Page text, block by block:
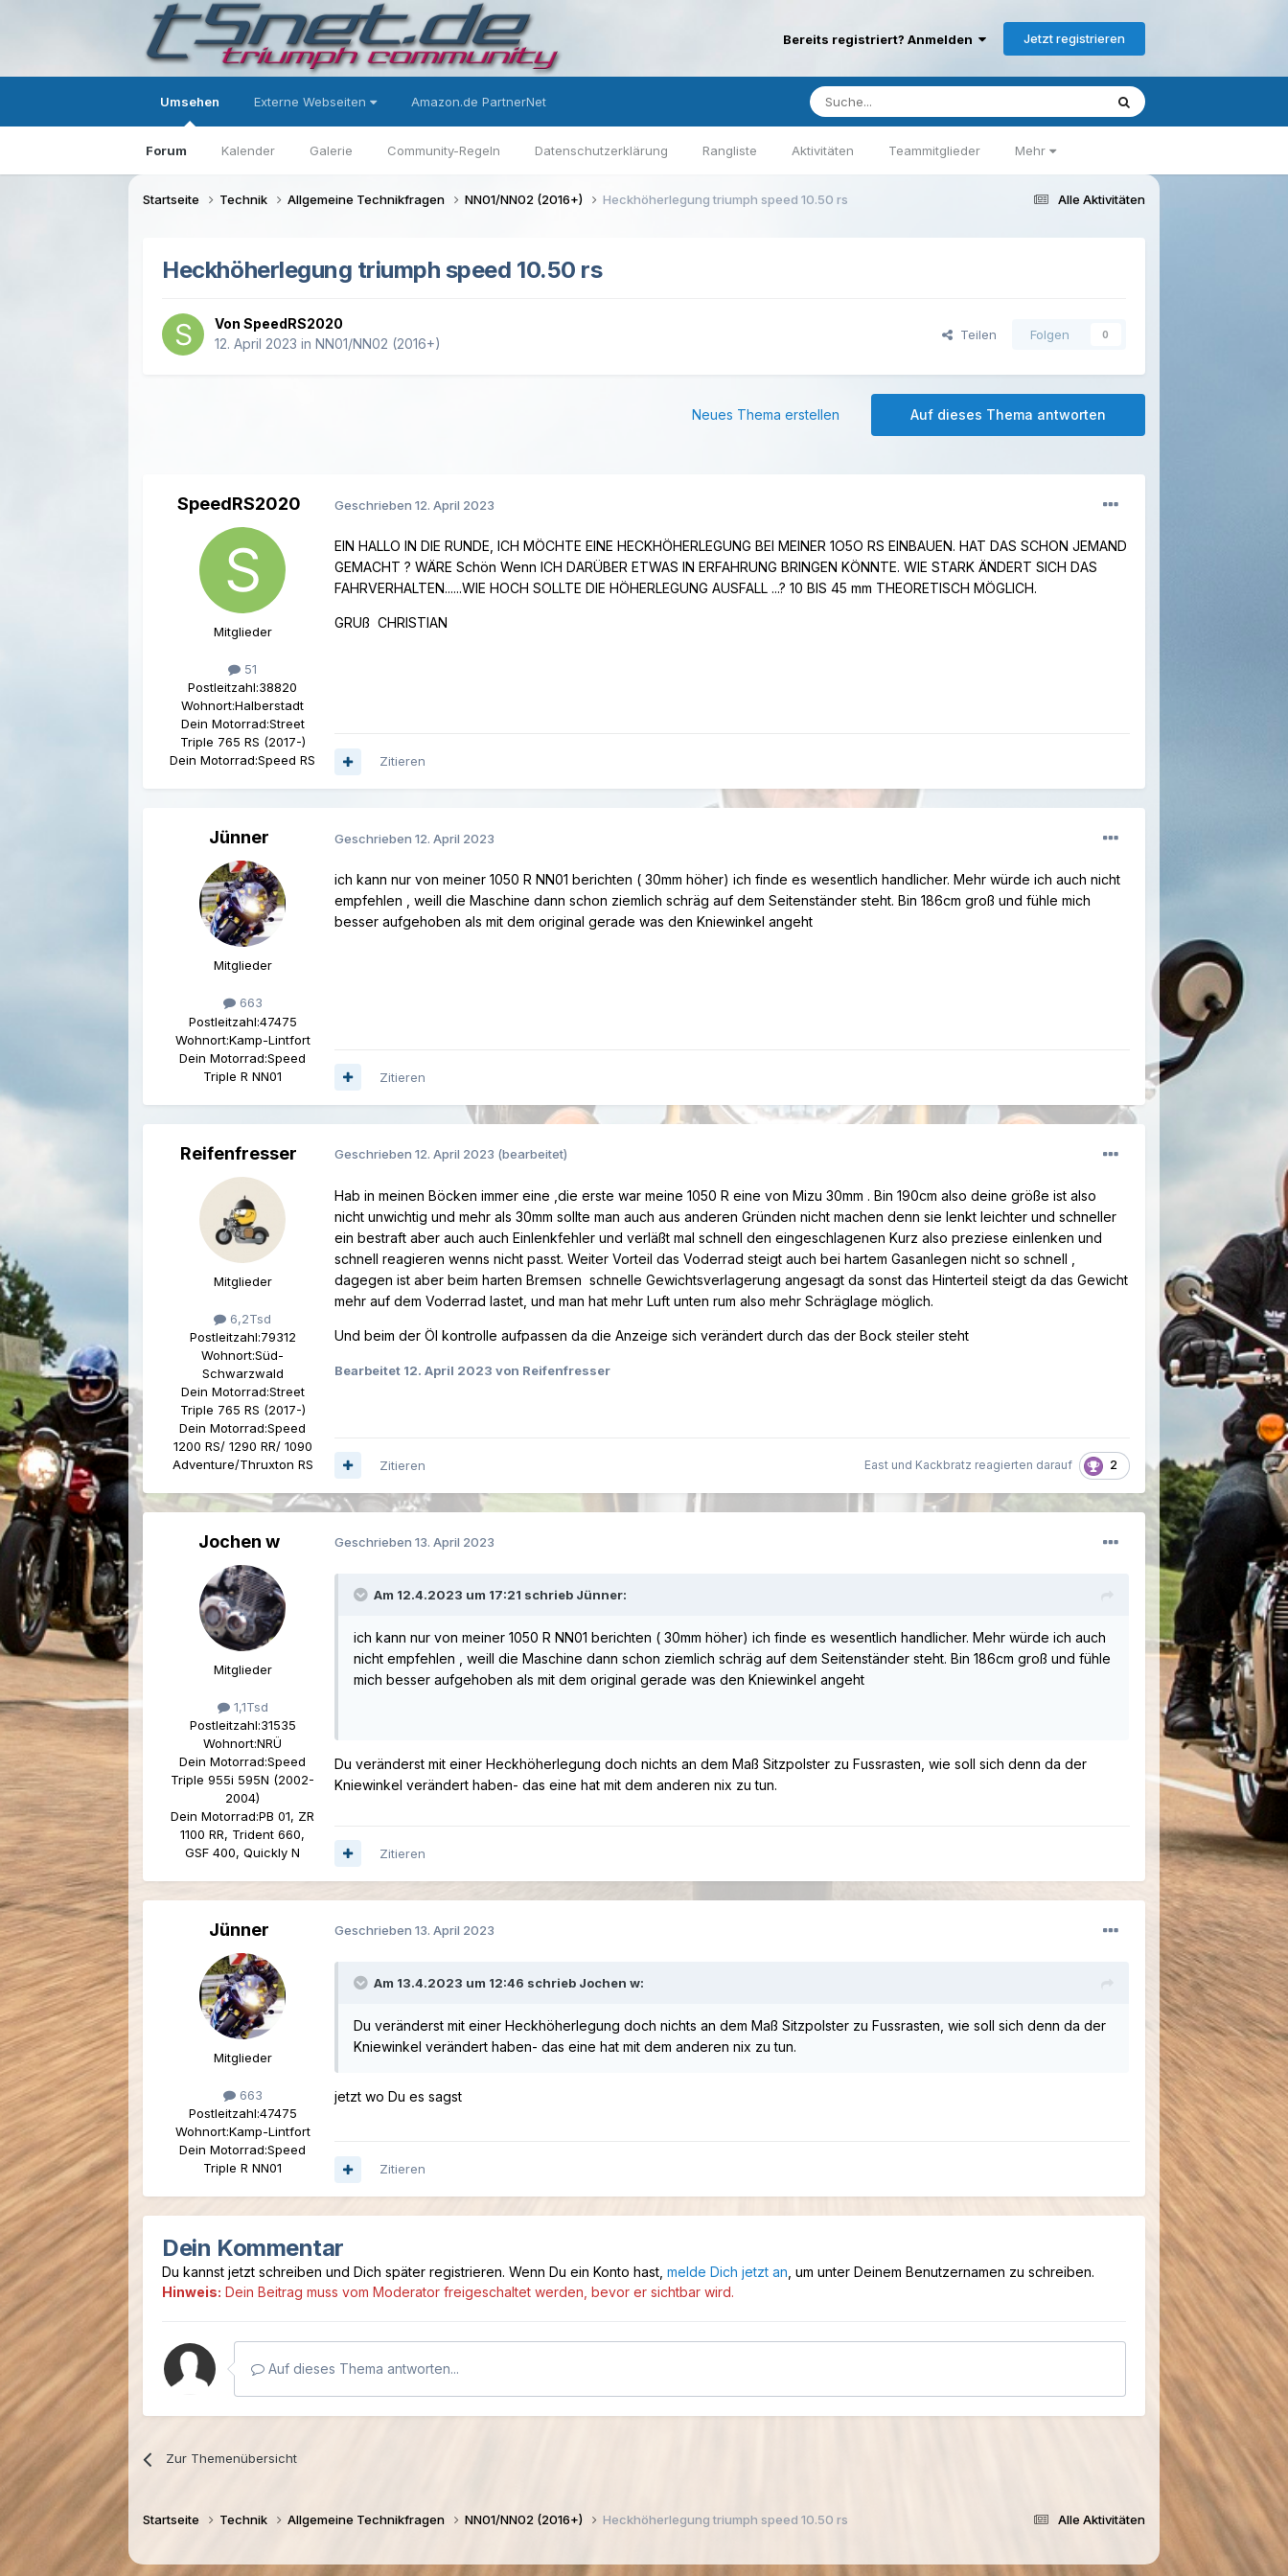
Bereits registriert? Anmelden Jetzt registrieren
Umsehen
Forum Kalender Galerie Community-Regeln Datenschutzerklärung Rangliste Aktivitäten Teammitglieder Mehr
Externe Webseiten Amazon.de PartnerNet
Alle Aktivitäten
Startseite Technik Allgemeine Technikfragen NN01/NN02 (2016+) Heckhöherlegung triumph speed 10.50 rs
Heckhöherlegung triumph speed 10.50 rs
Von SpeedRS2020
12. April 2023 inNN01/NN02 (2016+)
Teilen Folgen 0
Auf dieses Thema antworten
Neues Thema erstellen
SpeedRS2020
Mitglieder
51
Postleitzahl:38820
Wohnort:Halberstadt
Dein Motorrad:Street
Triple 765 RS (2017-)
Dein Motorrad:Speed RS
Geschrieben12. April 2023
EIN HALLO IN DIE RUNDE, ICH MÖCHTE EINE HECKHÖHERLEGUNG BEI MEINER 1O5O RS EINBAUEN. HAT DAS SCHON JEMAND
GEMACHT ? WÄRE Schön Wenn ICH DARÜBER ETWAS IN ERFAHRUNG BRINGEN KÖNNTE. WIE STARK ÄNDERT SICH DAS
FAHRVERHALTEN......WIE HOCH SOLLTE DIE HÖHERLEGUNG AUSFALL ...? 10 BIS 45 mm THEORETISCH MÖGLICH.
GRUß CHRISTIAN
Zitieren
Jünner
Mitglieder
663
Postleitzahl:47475
Wohnort:Kamp-Lintfort
Dein Motorrad:Speed
Triple R NN01
Geschrieben12. April 2023
ich kann nur von meiner 1050 R NN01 berichten ( 30mm höher) ich finde es wesentlich handlicher. Mehr würde ich auch nicht
empfehlen , weill die Maschine dann schon ziemlich schräg auf dem Seitenständer steht. Bin 186cm groß und fühle mich
besser aufgehoben als mit dem original gerade was den Kniewinkel angeht
Zitieren
Reifenfresser
Mitglieder
6,2Tsd
Postleitzahl:79312
Wohnort:Süd-
Schwarzwald
Dein Motorrad:Street
Triple 765 RS (2017-)
Dein Motorrad:Speed
1200 RS/ 1290 RR/ 1090
Adventure/Thruxton RS
Geschrieben12. April 2023 (bearbeitet)
Hab in meinen Böcken immer eine ,die erste war meine 1050 R eine von Mizu 30mm . Bin 190cm also deine größe ist also
nicht unwichtig und mehr als 30mm sollte man auch aus anderen Gründen nicht machen denn sie lenkt leichter und schneller
ein bestraft aber auch auch Einlenkfehler und verläßt mal schnell den eingeschlagenen Kurz also preziese einlenken und
schnell reagieren wenns nicht passt. Weiter Vorteil das Voderrad steigt auch bei hartem Gasanlegen nicht so schnell ,
dagegen ist aber beim harten Bremsen schnelle Gewichtsverlagerung angesagt da sonst das Hinterteil steigt da das Gewicht
mehr auf dem Voderrad lastet, und man hat mehr Luft unten rum also mehr Schräglage möglich.
Und beim der Öl kontrolle aufpassen da die Anzeige sich verändert durch das der Bock steiler steht
Bearbeitet 12. April 2023 von Reifenfresser
East und Kackbratz reagierten darauf 2
Zitieren
Jochen w
Mitglieder
1,1Tsd
Postleitzahl:31535
Wohnort:NRÜ
Dein Motorrad:Speed
Triple 955i 595N (2002-
2004)
Dein Motorrad:PB 01, ZR
1100 RR, Trident 660,
GSF 400, Quickly N
Geschrieben13. April 2023
Am 12.4.2023 um 17:21 schrieb Jünner:
ich kann nur von meiner 1050 R NN01 berichten ( 30mm höher) ich finde es wesentlich handlicher. Mehr würde ich auch
nicht empfehlen , weill die Maschine dann schon ziemlich schräg auf dem Seitenständer steht. Bin 186cm groß und fühle
mich besser aufgehoben als mit dem original gerade was den Kniewinkel angeht
Du veränderst mit einer Heckhöherlegung doch nichts an dem Maß Sitzpolster zu Fussrasten, wie soll sich denn da der
Kniewinkel verändert haben- das eine hat mit dem anderen nix zu tun.
Zitieren
Jünner
Mitglieder
663
Postleitzahl:47475
Wohnort:Kamp-Lintfort
Dein Motorrad:Speed
Triple R NN01
Geschrieben13. April 2023
Am 13.4.2023 um 12:46 schrieb Jochen w:
Du veränderst mit einer Heckhöherlegung doch nichts an dem Maß Sitzpolster zu Fussrasten, wie soll sich denn da der
Kniewinkel verändert haben- das eine hat mit dem anderen nix zu tun.
jetzt wo Du es sagst
Zitieren
Dein Kommentar
Du kannst jetzt schreiben und Dich später registrieren. Wenn Du ein Konto hast,melde Dich jetzt an , um unter Deinem Benutzernamen zu schreiben.
Hinweis: Dein Beitrag muss vom Moderator freigeschaltet werden, bevor er sichtbar wird.
Auf dieses Thema antworten...
Zur Themenübersicht
Alle Aktivitäten
Startseite Technik Allgemeine Technikfragen NN01/NN02 (2016+) Heckhöherlegung triumph speed 10.50 rs